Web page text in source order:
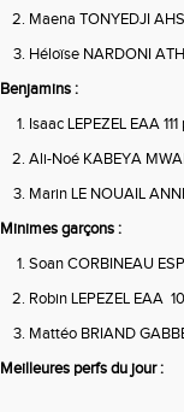
Maena TONYEDJI
Héloïse NARDONI
Benjamins :
Isaac LEPEZEL EAA 111
Ali-Noé KABEYA
Marin LE NOUAIL
Minimes garçons :
Soan CORBINEAU
Robin LEPEZEL EAA
Mattéo BRIAND
Meilleures perfs du jour :